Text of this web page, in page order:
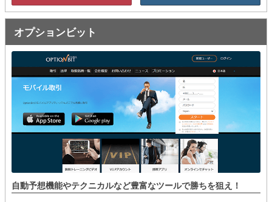
ストラテジーアドバイザー
スポットフォロー
トレーダーズ・チョイス
スプレッド取引
アルゴビット
シグナルズ
オプションビット
自動予想機能やテクニカルなど豊富なツールで勝ちを狙え！